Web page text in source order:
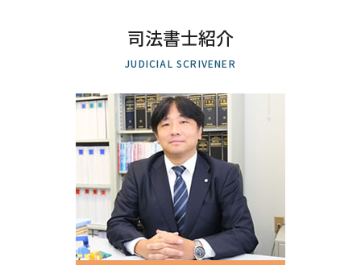
不動産 贈与 手続き
所有権 保存 登記
不動産 共有名義 死亡
土地 司法書士
登記 新築
株式会社 設立 登記申請書
司法書士 債務整理
任意整理 元金
自己破産 保険
自己破産 任意整理 違い
任意整理 住宅ローン
過払い金 請求
特定調停 民事再生 違い
個人再生 返済額 計算
債務整理 和解 成立
過払い とは
遺産分割協議 さいたま市 司法書士 相談
相続登記 全国対応 司法書士 相談
相続 上尾市 司法書士 相談
個人再生 越谷市 司法書士 相談
任意整理 埼玉県 司法書士 相談
相続 埼玉県 司法書士 相談
遺言書作成 埼玉県 司法書士 相談
個人再生 上尾市 司法書士 相談
不動産相続 越谷市 司法書士 相談
自己破産 埼玉県 司法書士 相談
相続登記 上尾市 司法書士 相談
不動産相続 川口市 司法書士 相談
司法書士紹介
JUDICIAL SCRIVENER